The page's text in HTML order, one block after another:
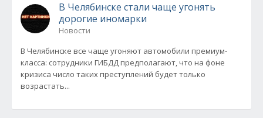
В Челябинске стали чаще угонять
дорогие иномарки
Новости
В Челябинске все чаще угоняют автомобили премиум-
класса: сотрудники ГИБДД предполагают, что на фоне
кризиса число таких преступлений будет только
возрастать...